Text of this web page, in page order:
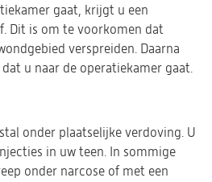
gaat, krijgt u een
Dit is om te voorkomen dat
verspreiden. Daarna
u naar de operatiekamer gaat.
onder plaatselijke verdoving. U
in uw teen. In sommige
onder narcose of met een